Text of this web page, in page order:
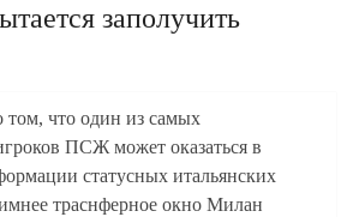
заполучить
том, что один из самых
ПСЖ может оказаться в
статусных итальянских
траснферное окно Милан